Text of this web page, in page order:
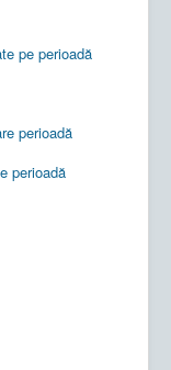
pe perioadă
perioadă
perioadă